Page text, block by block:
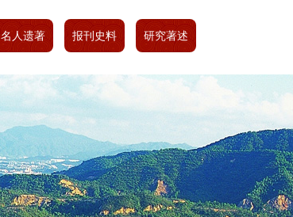
名人遗著 报刊史料 研究著述